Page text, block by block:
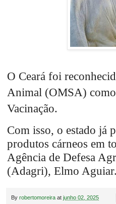
O Ceará foi
Animal (OMSA)
Vacinação.
Com isso, o estado já
produtos cárneos em
Agência de Defesa
(Adagri), Elmo Aguiar.
By robertomoreira at junho 02, 2025